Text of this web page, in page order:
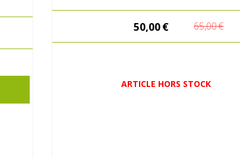
50,00€ 65,00€
ARTICLE HORS STOCK